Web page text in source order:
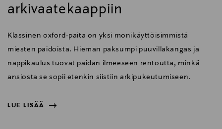
arkivaatekaappiin
Klassinen oxford-paita on yksi monikäyttöisimmistä
miesten paidoista. Hieman paksumpi puuvillakangas ja
nappikaulus tuovat paidan ilmeeseen rentoutta, minkä
ansiosta se sopii etenkin siistiin arkipukeutumiseen.
LUE LISÄÄ